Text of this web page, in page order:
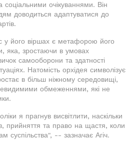
очікуваннями. Він
доводиться адаптуватися до
у його віршах є метафорою його
яка, зростаючи в умовах
самооборони та здатності
Натомість орхідея символізує
в більш ніжному середовищі,
обмеженнями, які не
я прагнув висвітлити, наскільки
прийняття та право на щастя, коли
суспільства", -- зазначає Агіч.